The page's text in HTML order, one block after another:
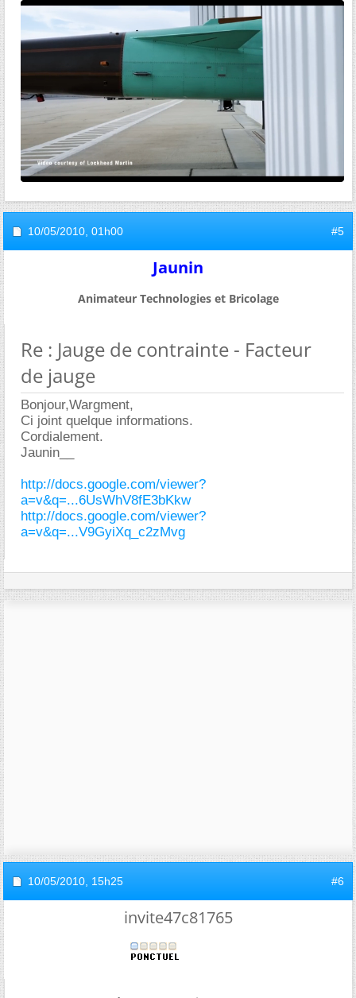
10/05/2010, 01h00 #5
Jaunin
Animateur Technologies et Bricolage
Re : Jauge de contrainte - Facteur
de jauge
Bonjour,Wargment,
Ci joint quelque informations.
Cordialement.
Jaunin__
http://docs.google.com/viewer?
a=v&q=...6UsWhV8fE3bKkw
http://docs.google.com/viewer?
a=v&q=...V9GyiXq_c2zMvg
10/05/2010, 15h25 #6
invite47c81765